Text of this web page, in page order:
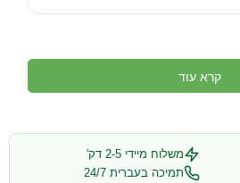
קרא עוד
משלוח מיידי 2-5 דק'
תמיכה בעברית 24/7